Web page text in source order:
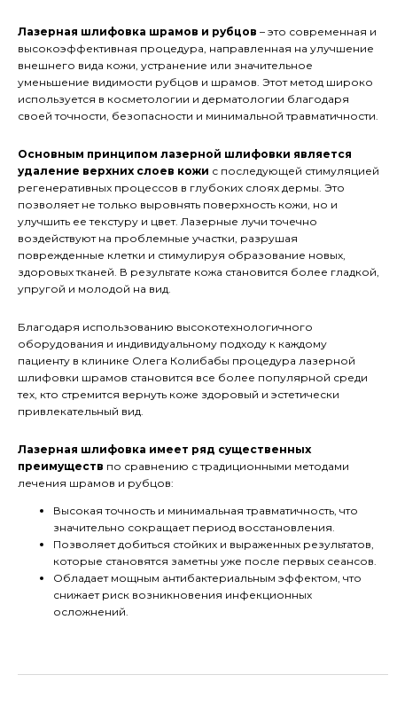
Лазерная шлифовка шрамов и рубцов – это современная и
высокоэффективная процедура, направленная на улучшение
внешнего вида кожи, устранение или значительное
уменьшение видимости рубцов и шрамов. Этот метод широко
используется в косметологии и дерматологии благодаря
своей точности, безопасности и минимальной травматичности.
Основным принципом лазерной шлифовки является
удаление верхних слоев кожи с последующей стимуляцией
регенеративных процессов в глубоких слоях дермы. Это
позволяет не только выровнять поверхность кожи, но и
улучшить ее текстуру и цвет. Лазерные лучи точечно
воздействуют на проблемные участки, разрушая
поврежденные клетки и стимулируя образование новых,
здоровых тканей. В результате кожа становится более гладкой,
упругой и молодой на вид.
Благодаря использованию высокотехнологичного
оборудования и индивидуальному подходу к каждому
пациенту в клинике Олега Колибабы процедура лазерной
шлифовки шрамов становится все более популярной среди
тех, кто стремится вернуть коже здоровый и эстетически
привлекательный вид.
Лазерная шлифовка имеет ряд существенных
преимуществ по сравнению с традиционными методами
лечения шрамов и рубцов:
Высокая точность и минимальная травматичность, что
значительно сокращает период восстановления.
Позволяет добиться стойких и выраженных результатов,
которые становятся заметны уже после первых сеансов.
Обладает мощным антибактериальным эффектом, что
снижает риск возникновения инфекционных
осложнений.